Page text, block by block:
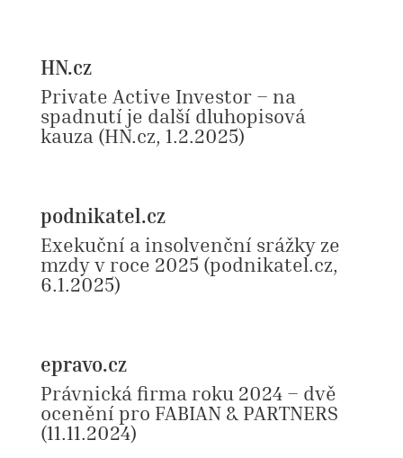
HN.cz
Private Active Investor – na
spadnutí je další dluhopisová
kauza (HN.cz, 1.2.2025)
podnikatel.cz
Exekuční a insolvenční srážky ze
mzdy v roce 2025 (podnikatel.cz,
6.1.2025)
epravo.cz
Právnická firma roku 2024 – dvě
ocenění pro FABIAN & PARTNERS
(11.11.2024)